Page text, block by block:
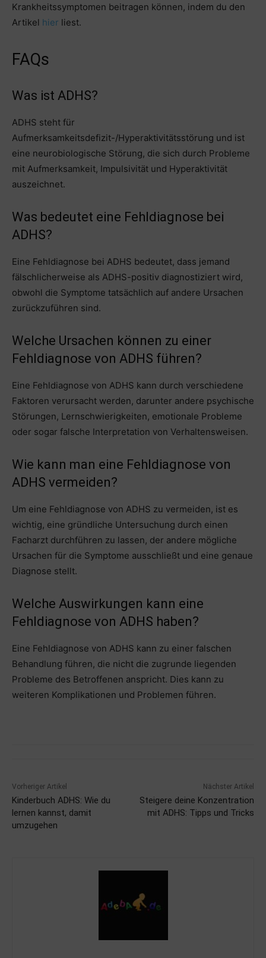
Krankheitssymptomen beitragen können, indem du den
Artikel hier liest.
FAQs
Was ist ADHS?
ADHS steht für
Aufmerksamkeitsdefizit-/Hyperaktivitätsstörung und ist
eine neurobiologische Störung, die sich durch Probleme
mit Aufmerksamkeit, Impulsivität und Hyperaktivität
auszeichnet.
Was bedeutet eine Fehldiagnose bei
ADHS?
Eine Fehldiagnose bei ADHS bedeutet, dass jemand
fälschlicherweise als ADHS-positiv diagnostiziert wird,
obwohl die Symptome tatsächlich auf andere Ursachen
zurückzuführen sind.
Welche Ursachen können zu einer
Fehldiagnose von ADHS führen?
Eine Fehldiagnose von ADHS kann durch verschiedene
Faktoren verursacht werden, darunter andere psychische
Störungen, Lernschwierigkeiten, emotionale Probleme
oder sogar falsche Interpretation von Verhaltensweisen.
Wie kann man eine Fehldiagnose von
ADHS vermeiden?
Um eine Fehldiagnose von ADHS zu vermeiden, ist es
wichtig, eine gründliche Untersuchung durch einen
Facharzt durchführen zu lassen, der andere mögliche
Ursachen für die Symptome ausschließt und eine genaue
Diagnose stellt.
Welche Auswirkungen kann eine
Fehldiagnose von ADHS haben?
Eine Fehldiagnose von ADHS kann zu einer falschen
Behandlung führen, die nicht die zugrunde liegenden
Probleme des Betroffenen anspricht. Dies kann zu
weiteren Komplikationen und Problemen führen.
Vorheriger Artikel
Kinderbuch ADHS: Wie du
lernen kannst, damit
umzugehen
Nächster Artikel
Steigere deine Konzentration
mit ADHS: Tipps und Tricks